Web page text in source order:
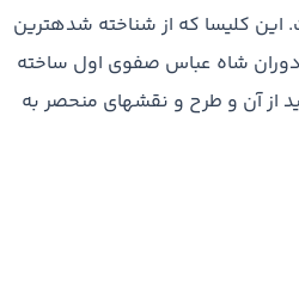
این کلیسا که از شناخته شده­ترین
دوران شاه عباس صفوی اول ساخته
از آن و طرح و نقش­های منحصر به